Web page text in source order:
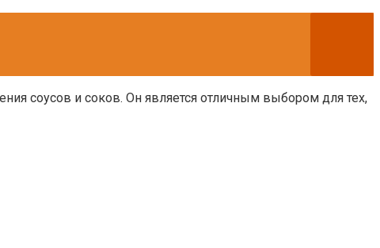
соусов и соков. Он является отличным выбором для тех,